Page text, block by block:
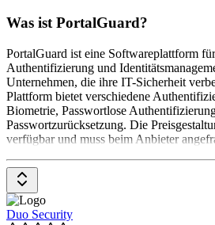
Was ist PortalGuard?
PortalGuard ist eine Softwareplattform
Authentifizierung und
Unternehmen, die ihre IT-Sicherheit
Plattform bietet verschiedene
Biometrie, Passwortlose
Passwortzurücksetzung. Die
verfügbar und muss beim Anbieter
Duo Security